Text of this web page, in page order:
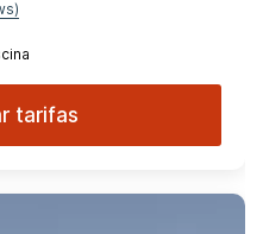
tarifas